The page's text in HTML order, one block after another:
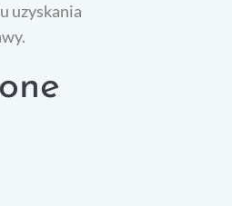
uzyskania